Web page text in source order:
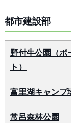
都市建設部
野付牛公園（ボ
ト）
富里湖キャンプ
常呂森林公園